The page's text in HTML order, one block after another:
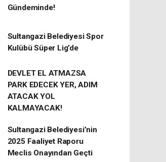
Gündeminde!
Sultangazi Belediyesi Spor
Kulübü Süper Lig’de
DEVLET EL ATMAZSA
PARK EDECEK YER, ADIM
ATACAK YOL
KALMAYACAK!
Sultangazi Belediyesi’nin
2025 Faaliyet Raporu
Meclis Onayından Geçti